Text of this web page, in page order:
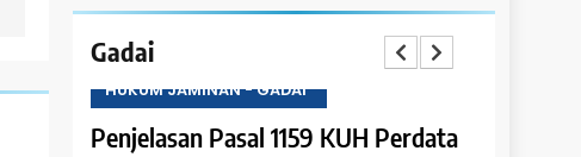
Gadai
HUKUM JAMINAN - GADAI
Penjelasan Pasal 1159 KUH Perdata